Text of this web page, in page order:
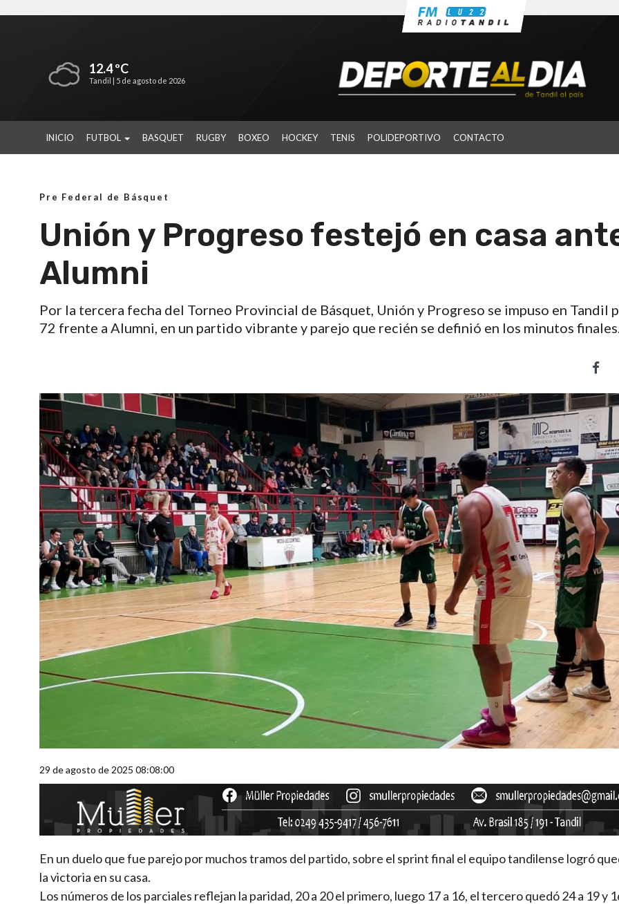
12.4 ºC
Tandil | 5 de agosto de 2026
INICIO FUTBOL BASQUET RUGBY BOXEO HOCKEY TENIS POLIDEPORTIVO CONTACTO
Pre Federal de Básquet
Unión y Progreso festejó en casa
Alumni
Por la tercera fecha del Torneo Provincial de Básquet, Unión y Progreso se impuso en Tandil
72 frente a Alumni, en un partido vibrante y parejo que recién se definió en los minutos
29 de agosto de 2025 08:08:00
En un duelo que fue parejo por muchos tramos del partido, sobre el sprint final el equipo tandilense logró
la victoria en su casa.
Los números de los parciales reflejan la paridad, 20 a 20 el primero, luego 17 a 16, el tercero quedó 24 a 19 y